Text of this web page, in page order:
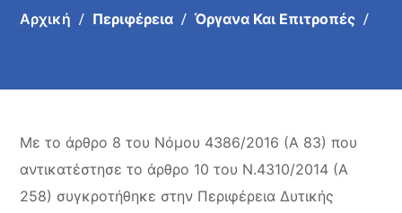
Αρχική Περιφέρεια Όργανα Και Επιτροπές
Με το άρθρο 8 του Νόμου 4386/2016 (Α 83) που
αντικατέστησε το άρθρο 10 του Ν.4310/2014 (Α
258) συγκροτήθηκε στην Περιφέρεια Δυτικής